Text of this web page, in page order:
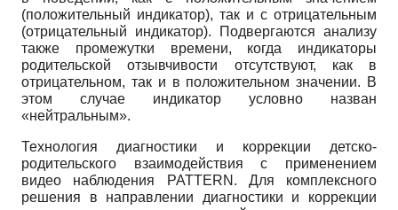
(положительный индикатор), так и с отрицательным
(отрицательный индикатор). Подвергаются анализу
также промежутки времени, когда индикаторы
родительской отзывчивости отсутствуют, как в
отрицательном, так и в положительном значении. В
этом случае индикатор условно назван
«нейтральным».
Технология диагностики и коррекции детско-
родительского взаимодействия с применением
видео наблюдения
PATTERN. Для комплексного
решения в направлении диагностики и коррекции